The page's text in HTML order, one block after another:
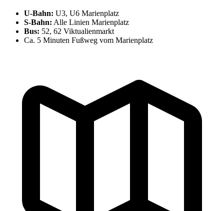
U-Bahn: U3, U6 Marienplatz
S-Bahn: Alle Linien Marienplatz
Bus: 52, 62 Viktualienmarkt
Ca. 5 Minuten Fußweg vom Marienplatz